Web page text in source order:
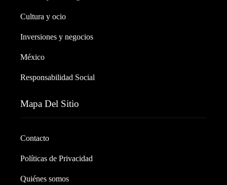
Cultura y ocio
Inversiones y negocios
México
Responsabilidad Social
Mapa Del Sitio
Contacto
Políticas de Privacidad
Quiénes somos